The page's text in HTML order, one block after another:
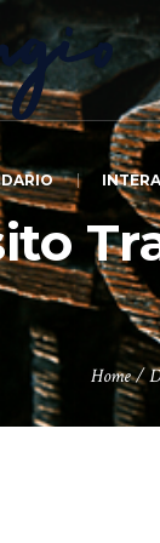
Home/